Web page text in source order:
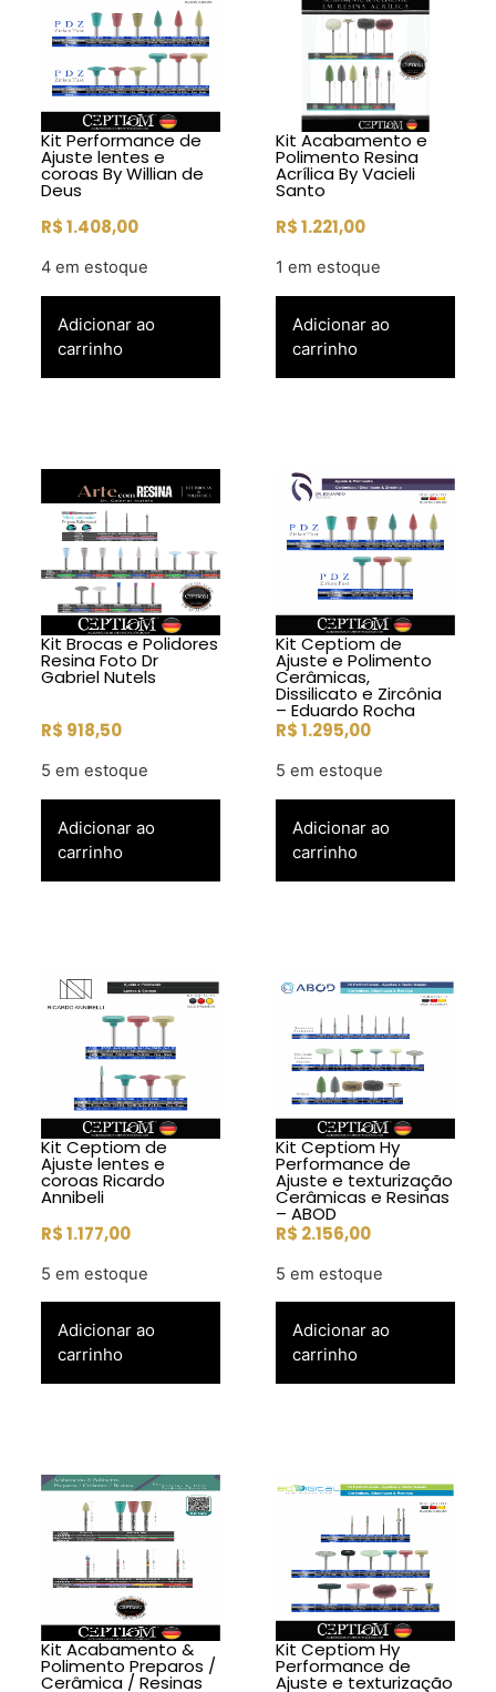
Kit Performance de
Ajuste lentes e
coroas By Willian de
Deus
R$1.408,00
4 em estoque
Adicionar ao
carrinho
Kit Acabamento e
Polimento Resina
Acrílica By Vacieli
Santo
R$1.221,00
1 em estoque
Adicionar ao
carrinho
Kit Brocas e Polidores
Resina Foto Dr
Gabriel Nutels
R$ 918,50
5 em estoque
Adicionar ao
carrinho
Kit Ceptiom de
Ajuste e Polimento
Cerâmicas,
Dissilicato e Zircônia
– Eduardo Rocha
R$1.295,00
5 em estoque
Adicionar ao
carrinho
Kit Ceptiom de
Ajuste lentes e
coroas Ricardo
Annibeli
R$1.177,00
5 em estoque
Adicionar ao
carrinho
Kit Ceptiom Hy
Performance de
Ajuste e texturização
Cerâmicas e Resinas
– ABOD
R$ 2.156,00
5 em estoque
Adicionar ao
carrinho
Kit Acabamento &
Polimento Preparos /
Cerâmica / Resinas
Kit Ceptiom Hy
Performance de
Ajuste e texturização